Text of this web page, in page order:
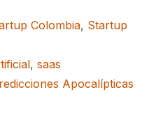
Colombia, Startup
, saas
Apocalípticas